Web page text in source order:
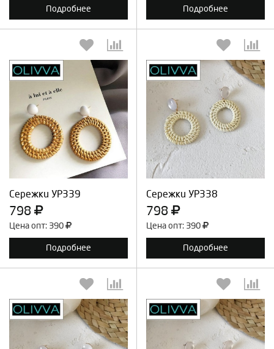
Подробнее Подробнее
Сережки УР339
798
Цена опт: 390
Подробнее
Выберите количество:
Отмена
Сережки УР338
798
Цена опт: 390
Подробнее
Выберите количество:
Продолжить Отмена